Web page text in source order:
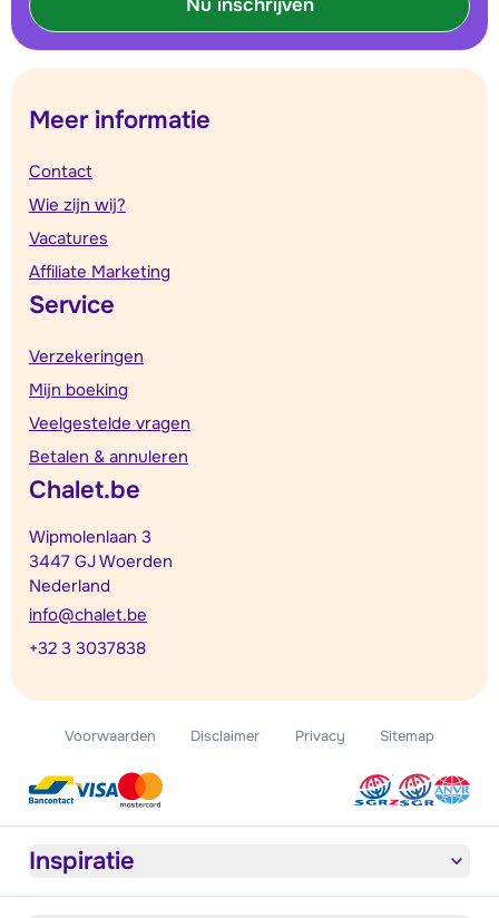
Nu inschrijven
Meer informatie
Contact
Wie zijn wij?
Vacatures
Affiliate Marketing
Service
Verzekeringen
Mijn boeking
Veelgestelde vragen
Betalen & annuleren
Chalet.be
Wipmolenlaan 3
3447 GJ Woerden
Nederland
info@chalet.be
+32 3 3037838
Voorwaarden Disclaimer Privacy Sitemap
Inspiratie